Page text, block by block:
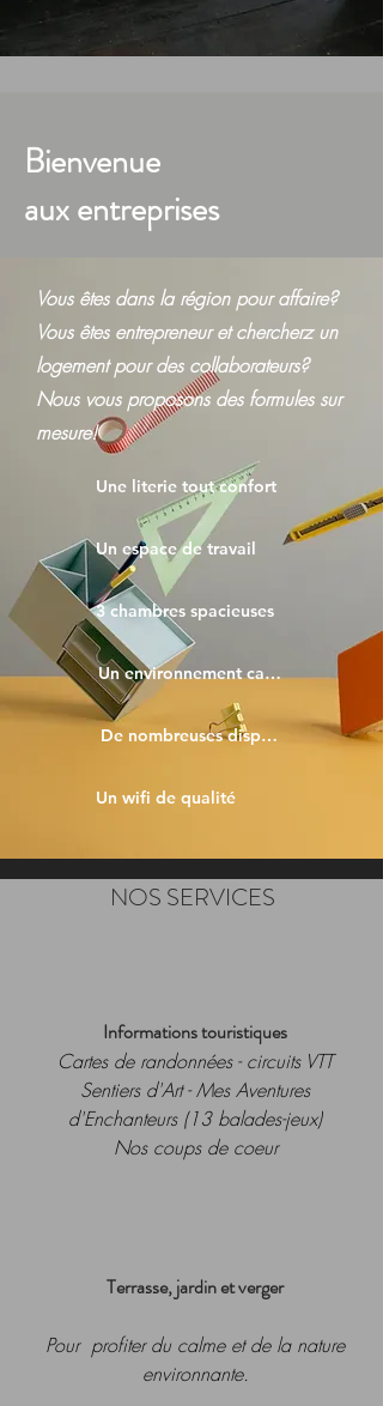
Bienvenue
aux entreprises
Vous êtes dans la région pour affaire?
Vous êtes entrepreneur et chercherz un
logement pour des collaborateurs?
Nous vous proposons des formules sur
mesure!
Une literie tout confort
Un espace de travail
3 chambres spacieuses
Un environnement calme, propice au
De nombreuses disponibilités en
Un wifi de qualité
NOS SERVICES
Informations touristiques
Cartes de randonnées - circuits VTT
Sentiers d'Art - Mes Aventures
d'Enchanteurs (13 balades-jeux)
Nos coups de coeur
Terrasse, jardin et verger
Pour profiter du calme et de la nature
environnante.